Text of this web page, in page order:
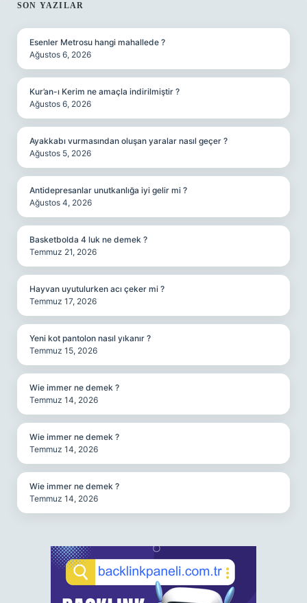
SIDEBAR
SON YAZILAR
Esenler Metrosu hangi mahallede ?
Ağustos 6, 2026
Kur’an-ı Kerim ne amaçla indirilmiştir ?
Ağustos 6, 2026
Ayakkabı vurmasından oluşan yaralar nasıl geçer ?
Ağustos 5, 2026
Antidepresanlar unutkanlığa iyi gelir mi ?
Ağustos 4, 2026
Basketbolda 4 luk ne demek ?
Temmuz 21, 2026
Hayvan uyutulurken acı çeker mi ?
Temmuz 17, 2026
Yeni kot pantolon nasıl yıkanır ?
Temmuz 15, 2026
Wie immer ne demek ?
Temmuz 14, 2026
Wie immer ne demek ?
Temmuz 14, 2026
Wie immer ne demek ?
Temmuz 14, 2026